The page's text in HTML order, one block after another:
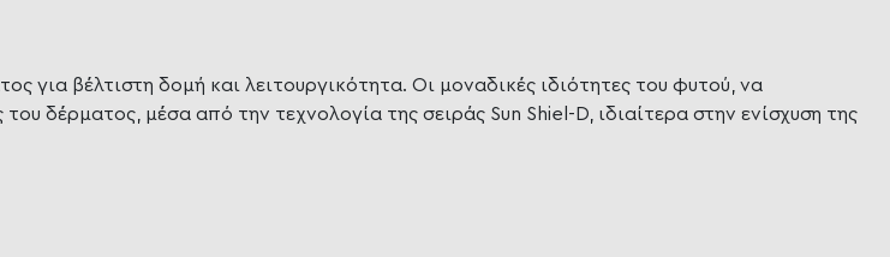
για βέλτιστη δομή και λειτουργικότητα. Οι μοναδικές ιδιότητες του φυτού, να
δέρματος, μέσα από την τεχνολογία της σειράς Sun Shiel-D, ιδιαίτερα στην ενίσχυση της